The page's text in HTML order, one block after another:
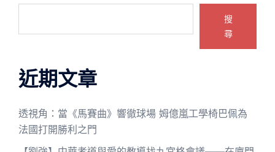
搜
尋
近期文章
透視角：當《馬賽曲》響徹球場 姆億嵐工學椅巴佩為
法國打開勝利之門